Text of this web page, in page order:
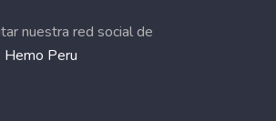
nuestra red social de
Hemo Peru